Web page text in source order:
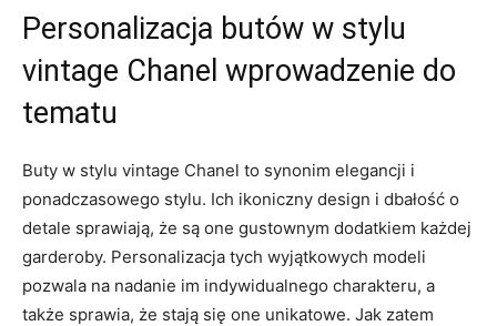
Personalizacja butów w stylu
vintage Chanel wprowadzenie do
tematu
Buty w stylu vintage Chanel to synonim elegancji i
ponadczasowego stylu. Ich ikoniczny design i dbałość o
detale sprawiają, że są one gustownym dodatkiem każdej
garderoby. Personalizacja tych wyjątkowych modeli
pozwala na nadanie im indywidualnego charakteru, a
także sprawia, że stają się one unikatowe. Jak zatem